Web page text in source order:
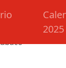
2025